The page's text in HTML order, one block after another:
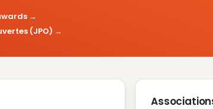
(JPO)